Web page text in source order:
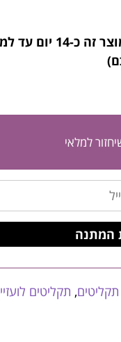
זה
כ-14 יום
למלאי
תקליטים, תקליטים